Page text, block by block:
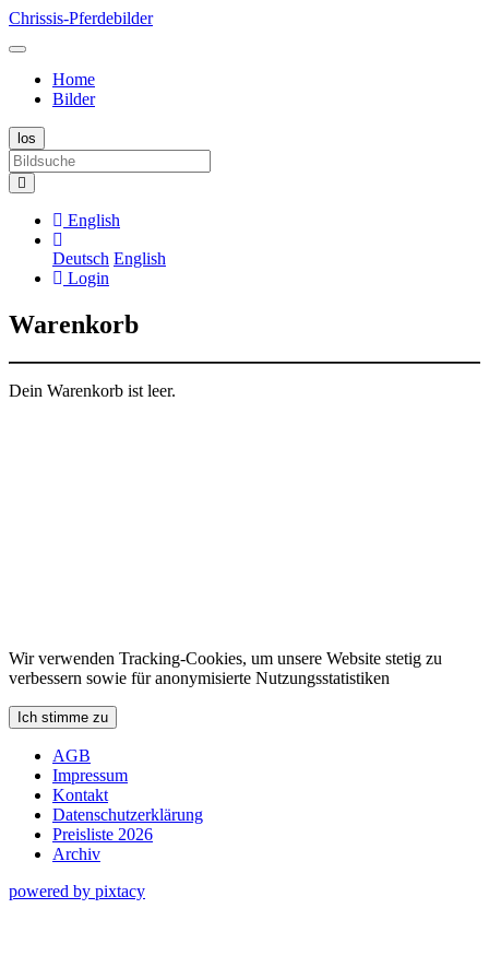
Chrissis-Pferdebilder
Home
Bilder
English
Deutsch English
Login
Warenkorb
Dein Warenkorb ist leer.
Wir verwenden Tracking-Cookies, um unsere Website stetig zu
verbessern sowie für anonymisierte Nutzungsstatistiken
Ich stimme zu
AGB
Impressum
Kontakt
Datenschutzerklärung
Preisliste 2026
Archiv
powered by pixtacy